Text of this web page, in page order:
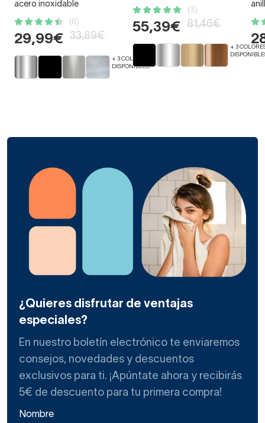
acero inoxidable
(6)
29,99€ 33,89€
+ 3 COLORES
DISPONIBLES
(3)
55,39€ 81,46€
+ 3
¿Quieres disfrutar de ventajas
especiales?
En nuestro boletín electrónico te enviaremos
consejos, novedades y descuentos
exclusivos para ti. ¡Apúntate ahora y recibirás
5€ de descuento para tu primera compra!
Nombre